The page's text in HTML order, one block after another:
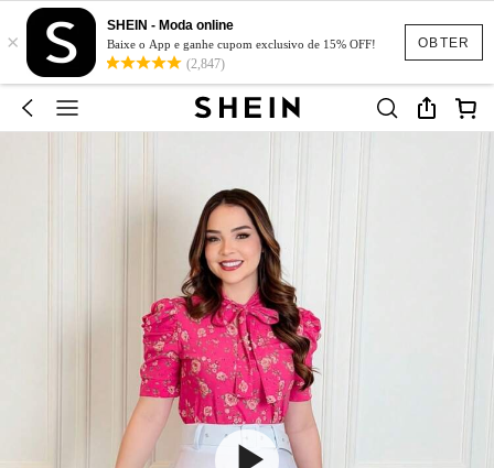
OBTER
×
SHEIN - Moda online
Baixe o App e ganhe cupom exclusivo de 15% OFF!
(2,847)